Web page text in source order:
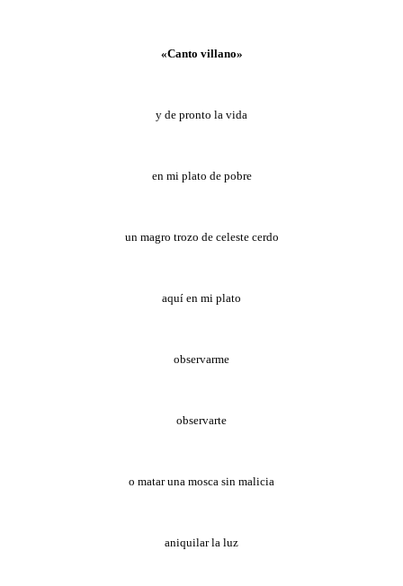
«Canto villano»
y de pronto la vida
en mi plato de pobre
un magro trozo de celeste cerdo
aquí en mi plato
observarme
observarte
o matar una mosca sin malicia
aniquilar la luz